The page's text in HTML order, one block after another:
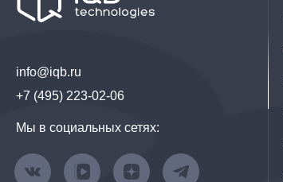
info@iqb.ru
+7 (495) 223-02-06
Мы в социальных сетях: